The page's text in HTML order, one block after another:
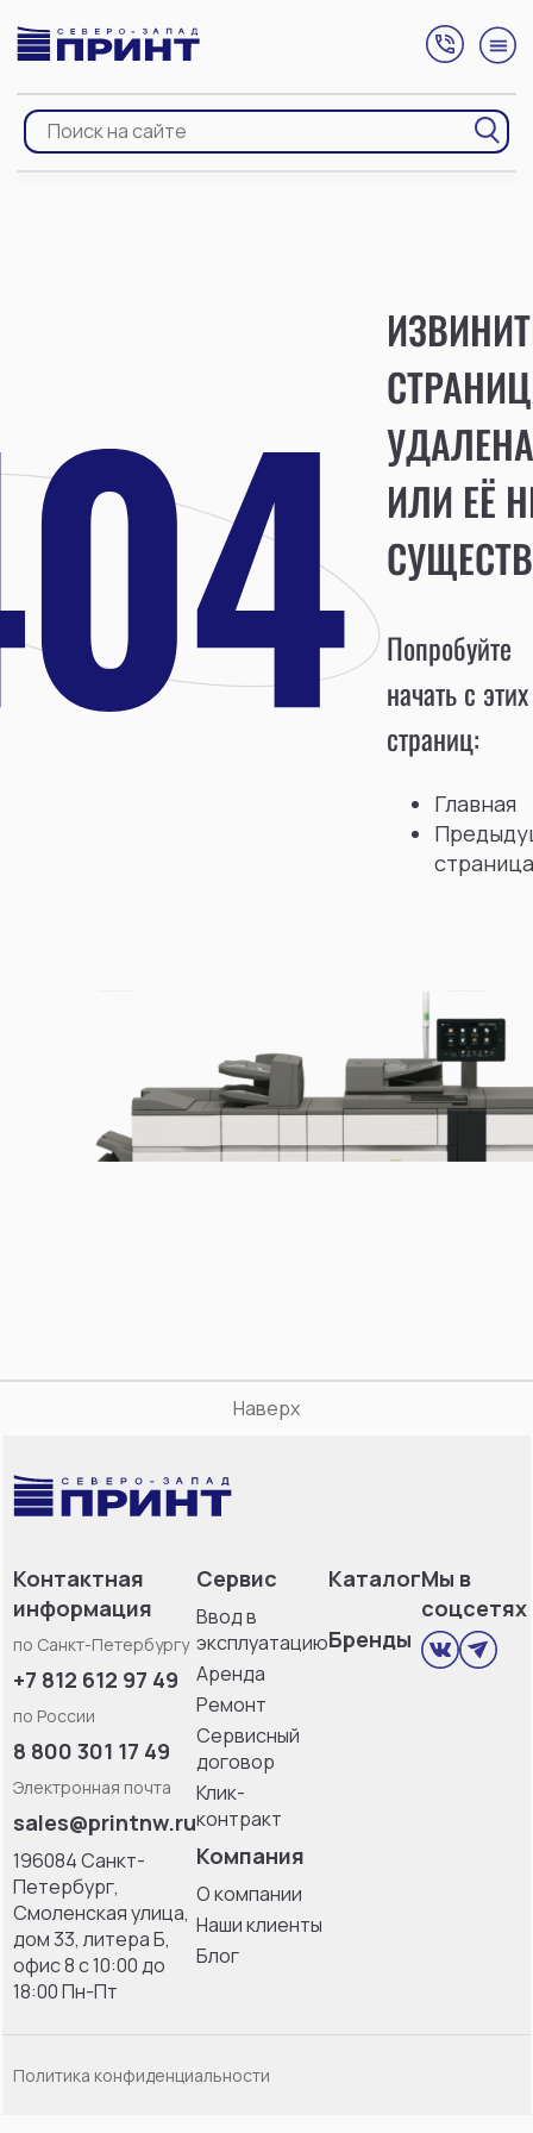
УДАЛЕНА
ИЛИ ЕЁ
Попробуйте
начать с этих
страниц:
Главная
страница
Наверх
Контактная
информация
по Санкт-Петербургу
+7 812 612 97 49
по России
8 800 301 17 49
Электронная почта
sales@printnw.ru
196084 Санкт-
Петербург,
Смоленская улица,
дом 33, литерa Б,
офис 8 с 10:00 до
18:00 Пн-Пт
Сервис
Ввод в
эксплуатацию
Аренда
Ремонт
Сервисный
договор
Клик-
контракт
Компания
О компании
Наши клиенты
Блог
Каталог
Бренды
Мы в
соцсетях
Политика конфиденциальности